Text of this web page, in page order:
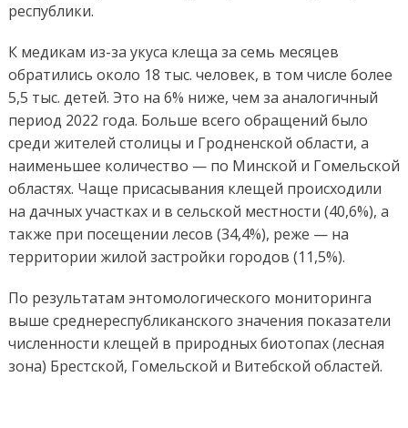
республики.
К медикам из-за укуса клеща за семь месяцев
обратились около 18 тыс. человек, в том числе более
5,5 тыс. детей. Это на 6% ниже, чем за аналогичный
период 2022 года. Больше всего обращений было
среди жителей столицы и Гродненской области, а
наименьшее количество — по Минской и Гомельской
областях. Чаще присасывания клещей происходили
на дачных участках и в сельской местности (40,6%), а
также при посещении лесов (34,4%), реже — на
территории жилой застройки городов (11,5%).
По результатам энтомологического мониторинга
выше среднереспубликанского значения показатели
численности клещей в природных биотопах (лесная
зона) Брестской, Гомельской и Витебской областей.